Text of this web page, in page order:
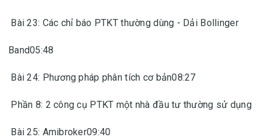
Bài 23: Các chỉ báo PTKT thường dùng - Dải Bollinger
Band05:48
Bài 24: Phương pháp phân tích cơ bản08:27
Phần 8: 2 công cụ PTKT một nhà đầu tư thường sử dụng
Bài 25: Amibroker09:40